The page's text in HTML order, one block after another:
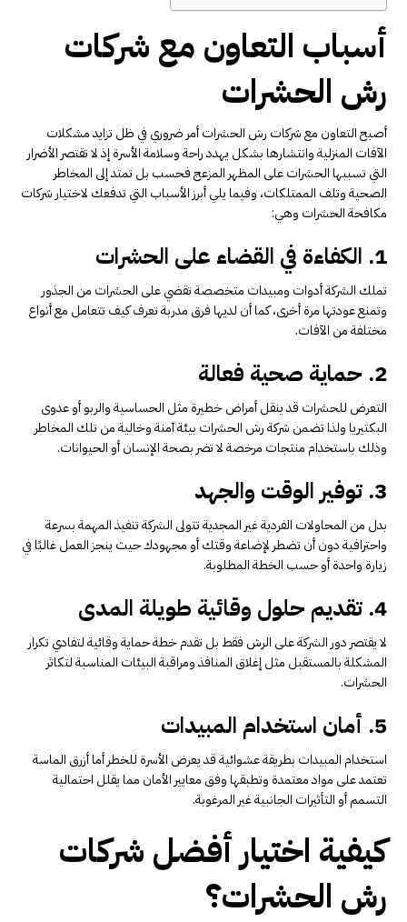
أسباب التعاون مع شركات
رش الحشرات
أصبح التعاون مع شركات رش الحشرات أمر ضروري في ظل تزايد مشكلات
الآفات المنزلية وانتشارها بشكل يهدد راحة وسلامة الأسرة إذ لا تقتصر الأضرار
التي تسببها الحشرات على المظهر المزعج فحسب بل تمتد إلى المخاطر
الصحية وتلف الممتلكات، وفيما يلي أبرز الأسباب التي تدفعك لاختيار شركات
مكافحة الحشرات وهي:
1. الكفاءة في القضاء على الحشرات
تملك الشركة أدوات ومبيدات متخصصة تقضي على الحشرات من الجذور
وتمنع عودتها مرة أخرى، كما أن لديها فرق مدربة تعرف كيف تتعامل مع أنواع
مختلفة من الآفات.
2. حماية صحية فعالة
التعرض للحشرات قد ينقل أمراض خطيرة مثل الحساسية والربو أو عدوى
البكتيريا ولذا تضمن شركة رش الحشرات بيئة آمنة وخالية من تلك المخاطر
وذلك باستخدام منتجات مرخصة لا تضر بصحة الإنسان أو الحيوانات.
3. توفير الوقت والجهد
بدل من المحاولات الفردية غير المجدية تتولى الشركة تنفيذ المهمة بسرعة
واحترافية دون أن تضطر لإضاعة وقتك أو مجهودك حيث ينجز العمل غالبًا في
زيارة واحدة أو حسب الخطة المطلوبة.
4. تقديم حلول وقائية طويلة المدى
لا يقتصر دور الشركة على الرش فقط بل تقدم خطة حماية وقائية لتفادي تكرار
المشكلة بالمستقبل مثل إغلاق المنافذ ومراقبة البيئات المناسبة لتكاثر
الحشرات.
5. أمان استخدام المبيدات
استخدام المبيدات بطريقة عشوائية قد يعرض الأسرة للخطر أما أزرق الماسة
تعتمد على مواد معتمدة وتطبقها وفق معايير الأمان مما يقلل احتمالية
التسمم أو التأثيرات الجانبية غير المرغوبة.
كيفية اختيار أفضل شركات
رش الحشرات؟